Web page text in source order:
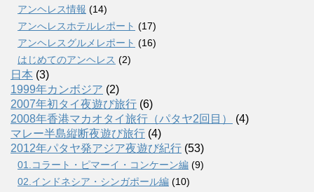
アンヘレス情報 (14)
アンへレスホテルレポート (17)
アンヘレスグルメレポート (16)
はじめてのアンヘレス (2)
日本 (3)
1999年カンボジア (2)
2007年初タイ夜遊び旅行 (6)
2008年香港マカオタイ旅行（パタヤ2回目）
(4)
マレー半島縦断夜遊び旅行 (4)
2012年パタヤ発アジア夜遊び紀行 (53)
01.コラート・ピマーイ・コンケーン編 (9)
02.インドネシア・シンガポール編 (10)